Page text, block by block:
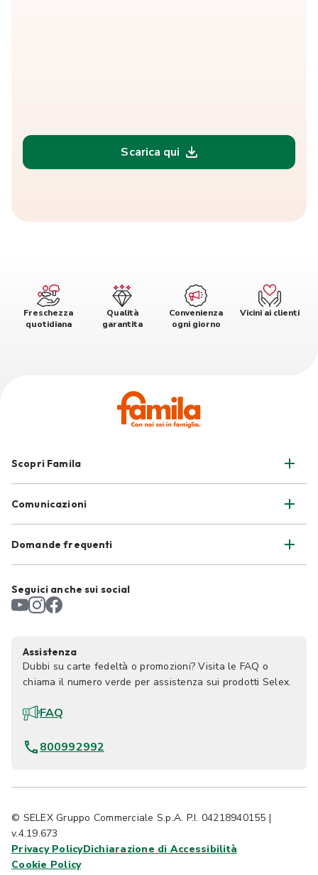
Scarica qui
Freschezza
quotidiana
Qualità
garantita
Convenienza
ogni giorno
Vicini ai clienti
Scopri Famila
Comunicazioni
Domande frequenti
Seguici anche sui social
Assistenza
Dubbi su carte fedeltà o promozioni? Visita le FAQ o
chiama il numero verde per assistenza sui prodotti Selex.
FAQ
800992992
© SELEX Gruppo Commerciale S.p.A. P.I. 04218940155 |
v.4.19.673
Privacy PolicyDichiarazione di Accessibilità
Cookie Policy